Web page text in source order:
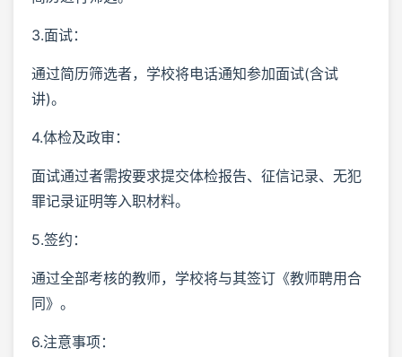
3.面试：
通过简历筛选者，学校将电话通知参加面试(含试
讲)。
4.体检及政审：
面试通过者需按要求提交体检报告、征信记录、无犯
罪记录证明等入职材料。
5.签约：
通过全部考核的教师，学校将与其签订《教师聘用合
同》。
6.注意事项：